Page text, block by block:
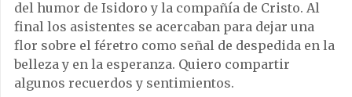
del humor de Isidoro y la compañía de Cristo. Al
final los asistentes se acercaban para dejar una
flor sobre el féretro como señal de despedida en la
belleza y en la esperanza. Quiero compartir
algunos recuerdos y sentimientos.